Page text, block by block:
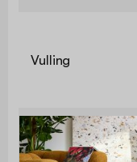
Vulling
Dichtheid
zitschuim